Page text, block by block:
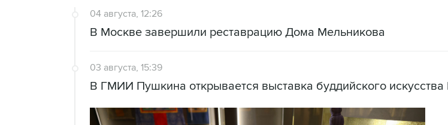
04 августа, 12:26
В Москве завершили реставрацию Дома Мельникова
03 августа, 15:39
В ГМИИ Пушкина открывается выставка буддийского искусства